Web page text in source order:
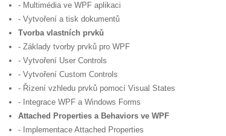
- Multimédia ve WPF aplikaci
- Vytvoření a tisk dokumentů
Tvorba vlastních prvků
- Základy tvorby prvků pro WPF
- Vytvoření User Controls
- Vytvoření Custom Controls
- Řízení vzhledu prvků pomocí Visual States
- Integrace WPF a Windows Forms
Attached Properties a Behaviors ve WPF
- Implementace Attached Properties